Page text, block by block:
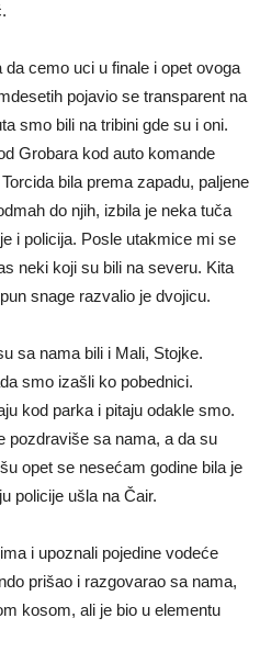
cemo uci u finale i opet ovoga
pojavio se transparent na
smo bili na tribini gde su i oni.
Grobara kod auto komande
bila prema zapadu, paljene
do njih, izbila je neka tuča
i policija. Posle utakmice mi se
neki koji su bili na severu. Kita
snage razvalio je dvojicu.
sa nama bili i Mali, Stojke.
smo izašli ko pobednici.
kod parka i pitaju odakle smo.
pozdraviše sa nama, a da su
opet se nesećam godine bila je
policije ušla na Čair.
i upoznali pojedine vodeće
prišao i razgovarao sa nama,
kosom, ali je bio u elementu